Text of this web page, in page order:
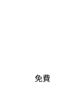
免費